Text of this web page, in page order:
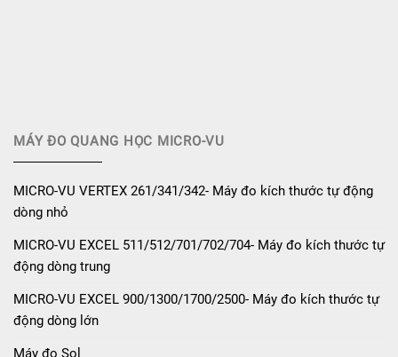
MÁY ĐO QUANG HỌC MICRO-VU
MICRO-VU VERTEX 261/341/342- Máy đo kích thước tự động
dòng nhỏ
MICRO-VU EXCEL 511/512/701/702/704- Máy đo kích thước tự
động dòng trung
MICRO-VU EXCEL 900/1300/1700/2500- Máy đo kích thước tự
động dòng lớn
Máy đo Sol